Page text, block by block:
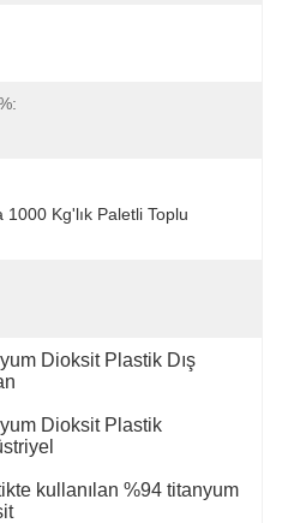
1000 Kg'lık Paletli Toplu
Dioksit Plastik Dış
Dioksit Plastik
kullanılan %94 titanyum